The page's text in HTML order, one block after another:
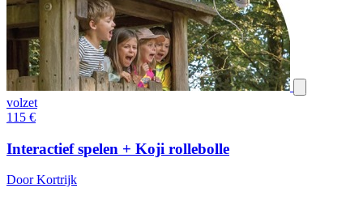
volzet
115 €
Interactief spelen + Koji rollebolle
Door Kortrijk